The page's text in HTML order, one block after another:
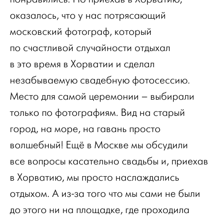
оказалось, что у нас потрясающий
московский фотограф, который
по счастливой случайности отдыхал
в это время в Хорватии и сделал
незабываемую свадебную фотосессию.
Место для самой церемонии – выбирали
только по фотографиям. Вид на старый
город, на море, на гавань просто
волшебный! Ещё в Москве мы обсудили
все вопросы касательно свадьбы и, приехав
в Хорватию, мы просто наслаждались
отдыхом. А из-за того что мы сами не были
до этого ни на площадке, где проходила